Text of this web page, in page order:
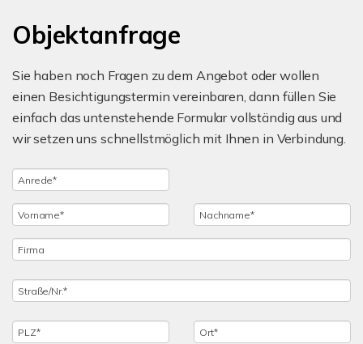
Objektanfrage
Sie haben noch Fragen zu dem Angebot oder wollen
einen Besichtigungstermin vereinbaren, dann füllen Sie
einfach das untenstehende Formular vollständig aus und
wir setzen uns schnellstmöglich mit Ihnen in Verbindung.